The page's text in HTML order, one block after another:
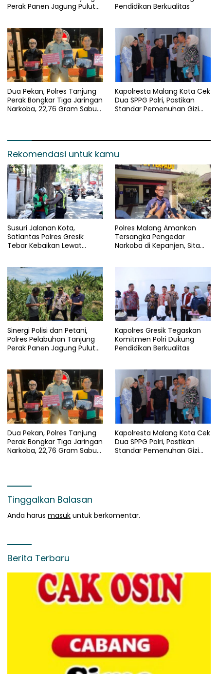
Perak Panen Jagung Pulut
Pendidikan Berkualitas
Dua Pekan, Polres Tanjung
Perak Bongkar Tiga Jaringan
Narkoba, 22,76 Gram Sabu
Kapolresta Malang Kota Cek
Dua SPPG Polri, Pastikan
Standar Pemenuhan Gizi
Rekomendasi untuk kamu
Susuri Jalanan Kota,
Satlantas Polres Gresik
Tebar Kebaikan Lewat
Polres Malang Amankan
Tersangka Pengedar
Narkoba di Kepanjen, Sita
Sinergi Polisi dan Petani,
Polres Pelabuhan Tanjung
Perak Panen Jagung Pulut
Kapolres Gresik Tegaskan
Komitmen Polri Dukung
Pendidikan Berkualitas
Dua Pekan, Polres Tanjung
Perak Bongkar Tiga Jaringan
Narkoba, 22,76 Gram Sabu
Kapolresta Malang Kota Cek
Dua SPPG Polri, Pastikan
Standar Pemenuhan Gizi
Tinggalkan Balasan
Anda harus masuk untuk berkomentar.
Berita Terbaru